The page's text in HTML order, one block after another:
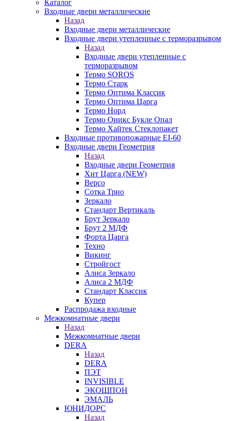
Каталог
Входные двери металлические
Назад
Входные двери металлические
Входные двери утепленные с терморазрывом
Назад
Входные двери утепленные с
терморазрывом
Термо SOROS
Термо Старк
Термо Оптима Классик
Термо Оптима Царга
Термо Норд
Термо Оникс Букле Опал
Термо Хайтек Стеклопакет
Входные противопожарные EI-60
Входные двери Геометрия
Назад
Входные двери Геометрия
Хит Царга (NEW)
Версо
Сотка Трио
Зеркало
Стандарт Вертикаль
Брут Зеркало
Брут 2 МДФ
Форта Царга
Техно
Викинг
Стройгост
Алиса Зеркало
Алиса 2 МДФ
Стандарт Классик
Купер
Распродажа входные
Межкомнатные двери
Назад
Межкомнатные двери
DERA
Назад
DERA
ПЭТ
INVISIBLE
ЭКОШПОН
ЭМАЛЬ
ЮНИДОРС
Назад